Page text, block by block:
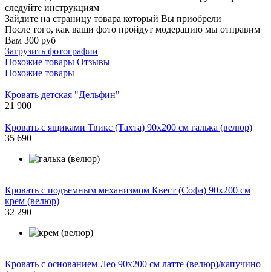
следуйте инструкциям
Зайдите на страницу товара который Вы приобрели
После того, как ваши фото пройдут модерацию мы отправим
Вам 300 руб
Загрузить фотографии
Похожие товары Отзывы
Похожие товары
Кровать детская "Дельфин"
21 900
Кровать с ящиками Твикс (Тахта) 90х200 см галька (велюр)
35 690
Кровать с подъемным механизмом Квест (Софа) 90х200 см
крем (велюр)
32 290
Кровать с основанием Лео 90х200 см латте (велюр)/капучино